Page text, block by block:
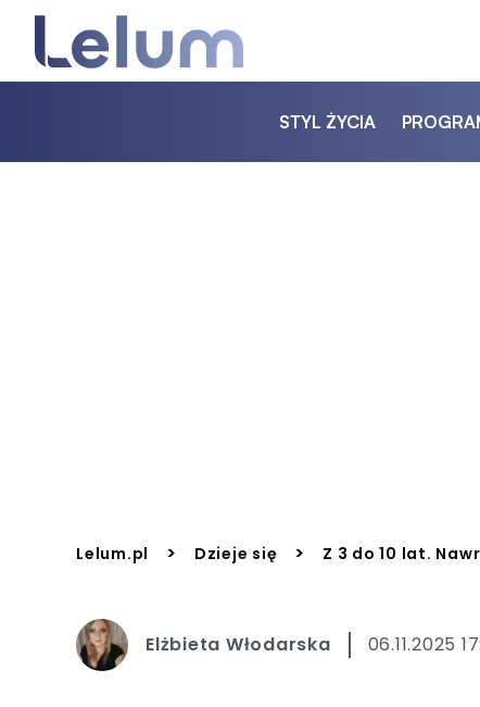
STYL ŻYCIA
Lelum.pl > Dzieje się > Z 3 do 10 lat.
Elżbieta Włodarska 06.11.2025